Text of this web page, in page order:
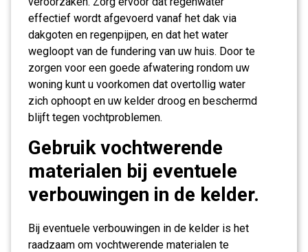
effectief wordt afgevoerd vanaf het dak via
dakgoten en regenpijpen, en dat het water
wegloopt van de fundering van uw huis. Door te
zorgen voor een goede afwatering rondom uw
woning kunt u voorkomen dat overtollig water
zich ophoopt en uw kelder droog en beschermd
blijft tegen vochtproblemen.
Gebruik vochtwerende
materialen bij eventuele
verbouwingen in de kelder.
Bij eventuele verbouwingen in de kelder is het
raadzaam om vochtwerende materialen te